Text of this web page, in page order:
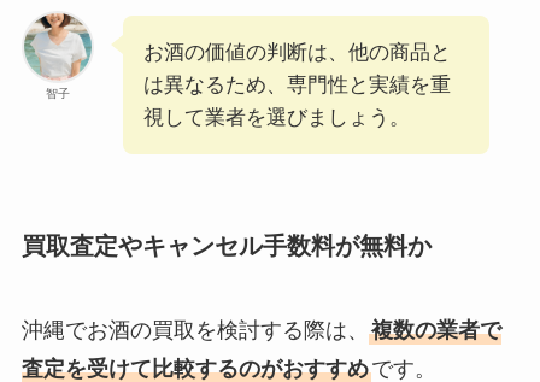
智子
お酒の価値の判断は、他の商品と
は異なるため、専門性と実績を重
視して業者を選びましょう。
買取査定やキャンセル手数料が無料か
沖縄でお酒の買取を検討する際は、 複数の業者で
査定を受けて比較するのがおすすめです。